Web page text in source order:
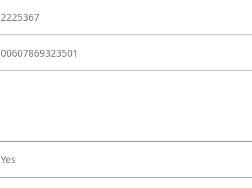
2225367
00607869323501
Yes